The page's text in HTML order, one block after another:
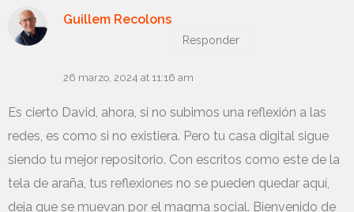
Guillem Recolons
Responder
26 marzo, 2024 at 11:16 am
Es cierto David, ahora, si no subimos una reflexión a las
redes, es como si no existiera. Pero tu casa digital sigue
siendo tu mejor repositorio. Con escritos como este de la
tela de araña, tus reflexiones no se pueden quedar aquí,
deja que se muevan por el magma social. Bienvenido de